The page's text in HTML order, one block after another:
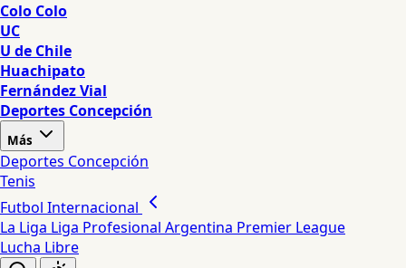
Colo Colo
UC
U de Chile
Huachipato
Fernández Vial
Deportes Concepción
Más
Deportes Concepción
Tenis
Futbol Internacional
La Liga Liga Profesional Argentina Premier League
Lucha Libre